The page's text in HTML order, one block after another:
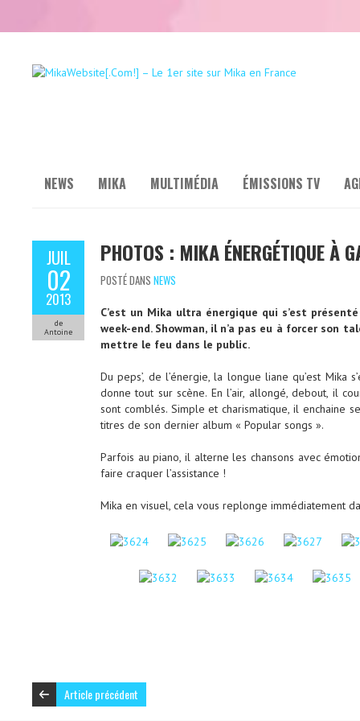
NEWS MIKA MULTIMÉDIA ÉMISSIONS TV
JUIL
02
2013
de
Antoine
PHOTOS : MIKA ÉNERGÉTIQUE À
POSTÉ DANS NEWS
C’est un Mika ultra énergique qui s’est
week-end. Showman, il n’a pas eu à forcer son
mettre le feu dans le public.
Du peps’, de l’énergie, la longue liane qu’est Mika
donne tout sur scène. En l’air, allongé, debout, il
sont comblés. Simple et charismatique, il enchaine
titres de son dernier album « Popular songs ».
Parfois au piano, il alterne les chansons avec
faire craquer l’assistance !
Mika en visuel, cela vous replonge immédiatement
Article précédent